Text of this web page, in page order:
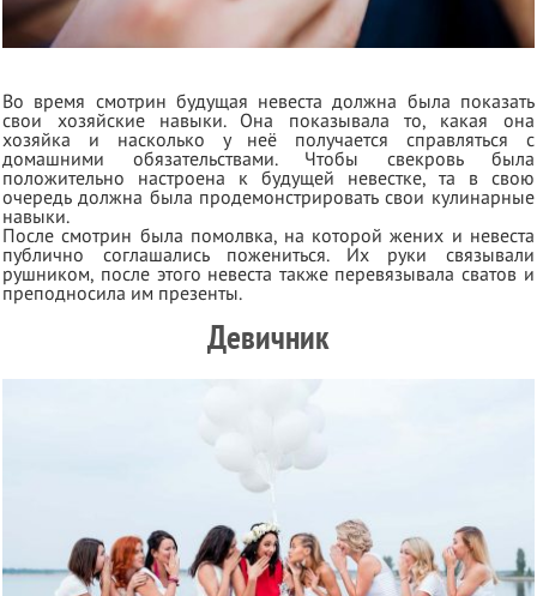
Во время смотрин будущая невеста должна была показать
свои хозяйские навыки. Она показывала то, какая она
хозяйка и насколько у неё получается справляться с
домашними обязательствами. Чтобы свекровь была
положительно настроена к будущей невестке, та в свою
очередь должна была продемонстрировать свои кулинарные
навыки.
После смотрин была помолвка, на которой жених и невеста
публично соглашались пожениться. Их руки связывали
рушником, после этого невеста также перевязывала сватов и
преподносила им презенты.
Девичник